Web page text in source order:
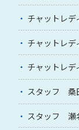
チャットレデ
チャットレデ
チャットレデ
スタッフ 桑
スタッフ 瀬